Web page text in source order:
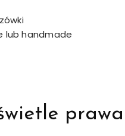
lub handmade
prawa